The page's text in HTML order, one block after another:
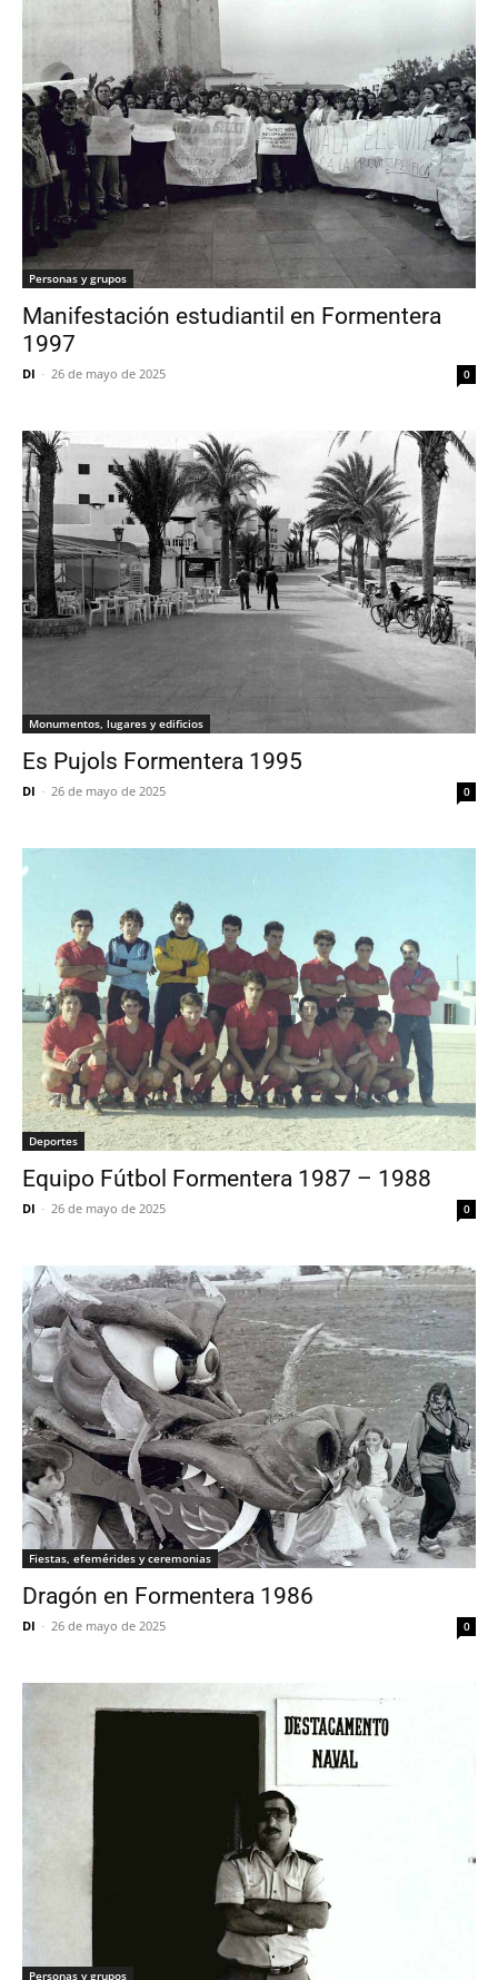
Personas y grupos
Manifestación estudiantil en Formentera
1997
DI - 26 de mayo de 2025 0
Monumentos, lugares y edificios
Es Pujols Formentera 1995
DI - 26 de mayo de 2025 0
Deportes
Equipo Fútbol Formentera 1987 – 1988
DI - 26 de mayo de 2025 0
Fiestas, efemérides y ceremonias
Dragón en Formentera 1986
DI - 26 de mayo de 2025 0
Personas y grupos